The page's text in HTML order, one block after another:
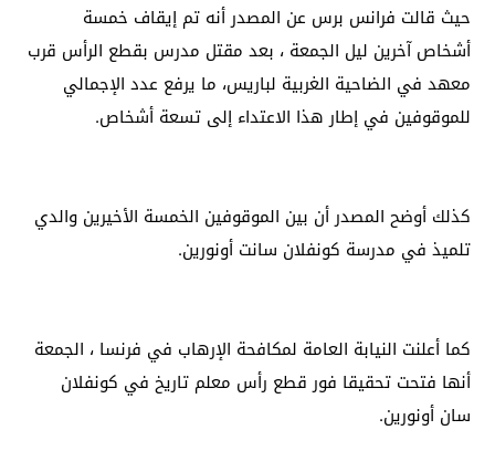
حيث قالت فرانس برس عن المصدر أنه تم إيقاف خمسة
أشخاص آخرين ليل الجمعة ، بعد مقتل مدرس بقطع الرأس قرب
معهد في الضاحية الغربية لباريس، ما يرفع عدد الإجمالي
للموقوفين في إطار هذا الاعتداء إلى تسعة أشخاص.
كذلك أوضح المصدر أن بين الموقوفين الخمسة الأخيرين والدي
تلميذ في مدرسة كونفلان سانت أونورين.
كما أعلنت النيابة العامة لمكافحة الإرهاب في فرنسا ، الجمعة
أنها فتحت تحقيقا فور قطع رأس معلم تاريخ في كونفلان
سان أونورين.